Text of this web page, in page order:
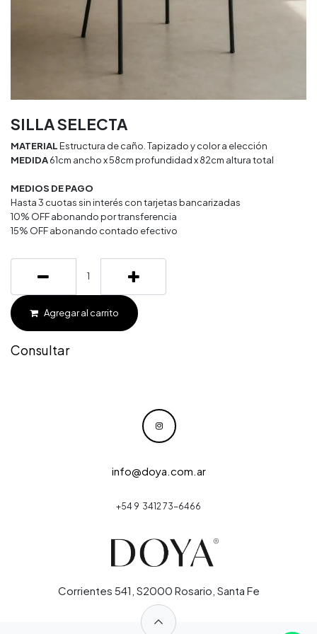
SILLA SELECTA
MATERIALEstructura de caño. Tapizado y color a elección
MEDIDA61cm ancho x 58cm profundidad x 82cm altura total
MEDIOS DE PAGO
Hasta 3 cuotas sin interés con tarjetas bancarizadas
10% OFF abonando por transferencia
15% OFF abonando contado efectivo
Agregar al carrito
Consultar
info@doya.com.ar
Corrientes 541, S2000 Rosario, Santa Fe
+54 9 3412 73-6466